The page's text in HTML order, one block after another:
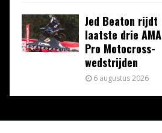
Jed Beaton rijdt
laatste drie AMA
Pro Motocross-
wedstrijden
6 augustus 2026